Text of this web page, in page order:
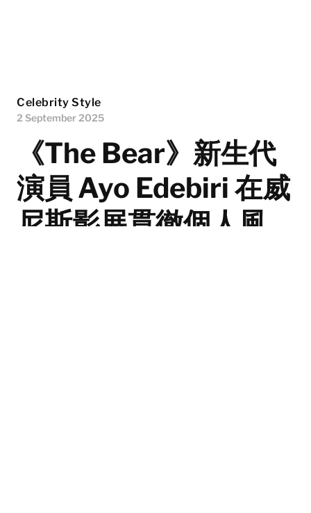
Celebrity Style
2 September 2025
《The Bear》新生代
演員 Ayo Edebiri 在威
尼斯影展貫徹個人風